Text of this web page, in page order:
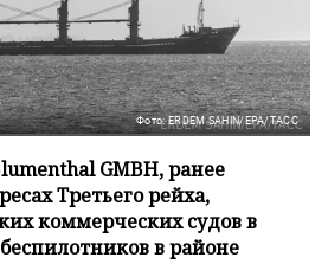
Фото: ERDEM SAHIN/EPA/ТАСС
GMBH, ранее
Третьего рейха,
коммерческих судов в
в районе